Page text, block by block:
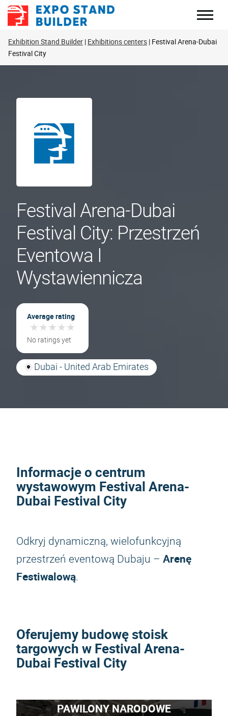
Skip
Exhibition Stand Builder Exhibitions centers Festival Arena-Dubai
Festival City
Festival Arena-Dubai
Festival City: Przestrzeń
Eventowa I
Wystawiennicza
Average rating
★★★★★
★★★★★
No ratings yet
Dubai - United Arab Emirates
Informacje o centrum
wystawowym Festival Arena-
Dubai Festival City
Odkryj dynamiczną, wielofunkcyjną
przestrzeń eventową Dubaju – Arenę
Festiwalową.
Oferujemy budowę stoisk
targowych w Festival Arena-
Dubai Festival City
PAWILONY NARODOWE